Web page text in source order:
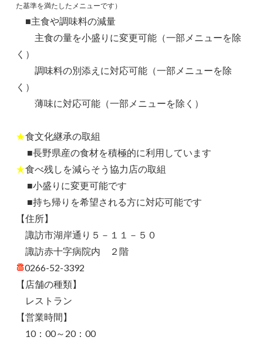
た基準を満たしたメニューです）
■主食や調味料の減量
主食の量を小盛りに変更可能（一部メニューを除
く）
調味料の別添えに対応可能（一部メニューを除
く）
薄味に対応可能（一部メニューを除く）
★食文化継承の取組
■長野県産の食材を積極的に利用しています
★食べ残しを減らそう協力店の取組
■小盛りに変更可能です
■持ち帰りを希望される方に対応可能です
【住所】
諏訪市湖岸通り５－１１－５０
諏訪赤十字病院内 ２階
0266-52-3392
【店舗の種類】
レストラン
【営業時間】
10：00～20：00